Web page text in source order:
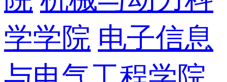
学学院 电子信息